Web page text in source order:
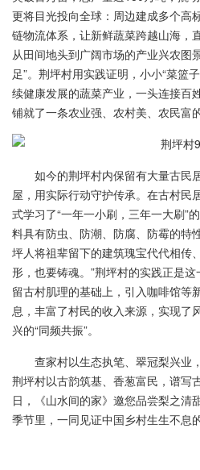
更将目光投向全球：周边建成多个高
链物流体系，让新鲜蔬菜跨越山海，
从田间地头到广阔市场的产业兴农图
足”。荆坪村用实践证明，小小“菜篮
续健康发展的蔬菜产业，一头连接百
铺就了一条农业强、农村美、农民富
如今的荆坪村内保留有大量古民
屋，用实际行动守护传承。在古村民
式学习了“一年一小刷，三年一大刷”
料具有防虫、防潮、防腐、防霉的特
坪人将祖辈留下的建筑瑰宝代代相传
形，也要铸魂。”荆坪村的实践正是
留古村肌理的基础上，引入咖啡馆等
息，丰富了村民的收入来源，实现了
兴的“同频共振”。
查家村以生态执笔、翠冠梨兴业，
荆坪村以古韵筑基、香葱富民，谱写
日，《山水间的家》邀您品尝梨之清
季节里，一同见证中国乡村生生不息